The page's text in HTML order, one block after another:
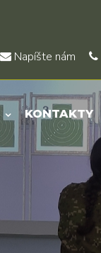
Napíšte nám
KONTAKTY